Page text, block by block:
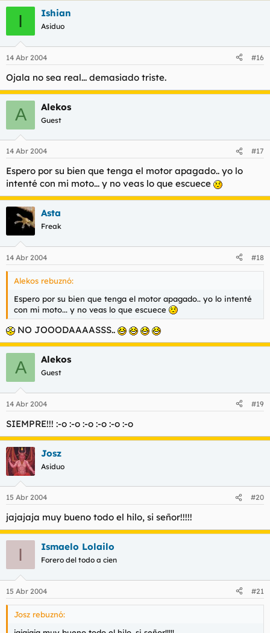
I Ishian
Asiduo
14 Abr 2004 #16
Ojala no sea real... demasiado triste.
A Alekos
Guest
14 Abr 2004 #17
Espero por su bien que tenga el motor apagado.. yo lo
intenté con mi moto... y no veas lo que escuece
Asta
Freak
14 Abr 2004 #18
Alekos rebuznó:
Espero por su bien que tenga el motor apagado.. yo lo intenté
con mi moto... y no veas lo que escuece
NO JOOODAAAASSS..
A Alekos
Guest
14 Abr 2004 #19
SIEMPRE!!! :-o :-o :-o :-o :-o :-o
Josz
Asiduo
15 Abr 2004 #20
jajajaja muy bueno todo el hilo, si señor!!!!!
I Ismaelo Lolailo
Forero del todo a cien
15 Abr 2004 #21
Josz rebuznó: